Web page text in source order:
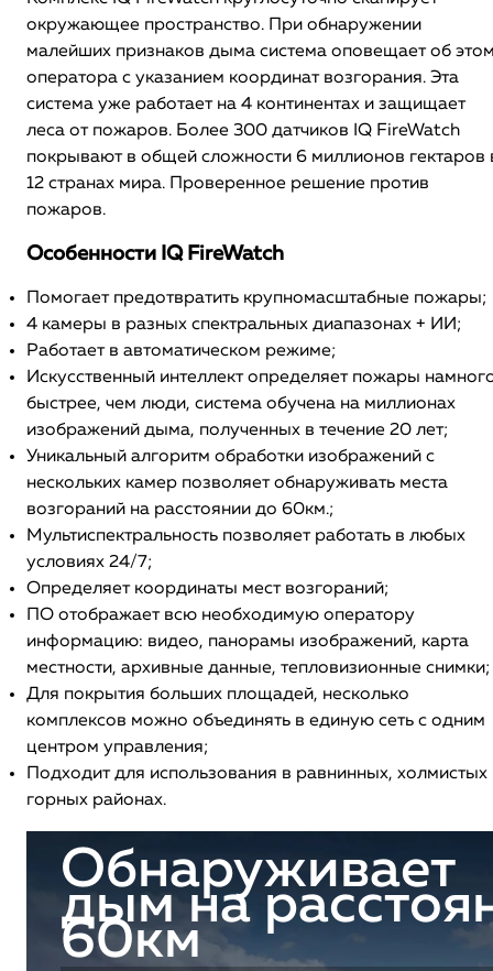
окружающее пространство. При обнаружении
малейших признаков дыма система оповещает об
оператора с указанием координат возгорания. Эта
система уже работает на 4 континентах и защищает
леса от пожаров. Более 300 датчиков IQ FireWatch
покрывают в общей сложности 6 миллионов гектаров
12 странах мира. Проверенное решение против
пожаров.
Особенности IQ FireWatch
Помогает предотвратить крупномасштабные пожары;
4 камеры в разных спектральных диапазонах + ИИ;
Работает в автоматическом режиме;
Искусственный интеллект определяет пожары
быстрее, чем люди, система обучена на миллионах
изображений дыма, полученных в течение 20 лет;
Уникальный алгоритм обработки изображений с
нескольких камер позволяет обнаруживать места
возгораний на расстоянии до 60км.;
Мультиспектральность позволяет работать в любых
условиях 24/7;
Определяет координаты мест возгораний;
ПО отображает всю необходимую оператору
информацию: видео, панорамы изображений, карта
местности, архивные данные, тепловизионные снимки;
Для покрытия больших площадей, несколько
комплексов можно объединять в единую сеть с одним
центром управления;
Подходит для использования в равнинных, холмистых
горных районах.
Обнаруживает
дым на
60км